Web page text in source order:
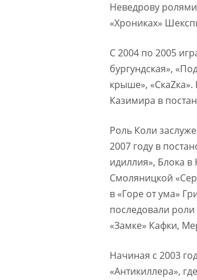
Неведрову
«Хрониках»
С 2004 по 2005
бургундская»,
крыше»,
Казимира в
Роль Коли
2007 году в
идиллия», Блока
Смоляницкой
в «Горе от ума»
последовали
«Замке» Кафки,
Начиная с 2003
«Антикиллера»,